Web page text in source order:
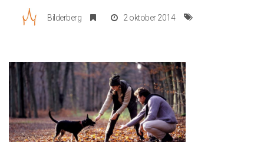
Bilderberg 2 oktober 2014